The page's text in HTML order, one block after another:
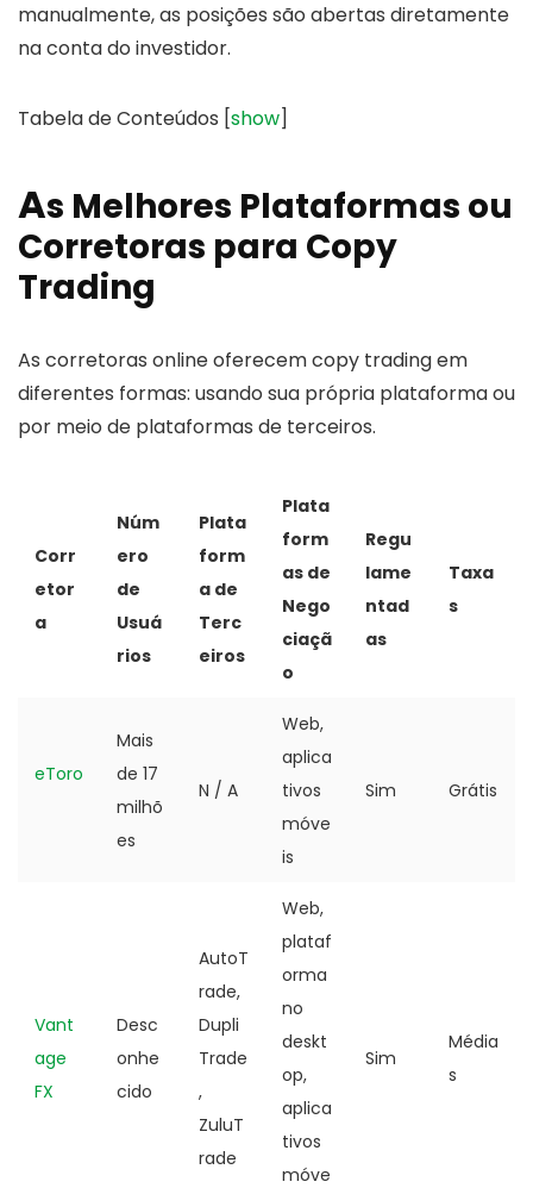
manualmente, as posições são abertas diretamente
na conta do investidor.
Tabela de Conteúdos [show]
As Melhores Plataformas ou
Corretoras para Copy
Trading
As corretoras online oferecem copy trading em
diferentes formas: usando sua própria plataforma ou
por meio de plataformas de terceiros.
Corr
etor
a
Núm
ero
de
Usuá
rios
Plata
form
a de
Terc
eiros
Plata
form
as de
Nego
ciaçã
o
Regu
lame
ntad
as
Taxa
s
eToro
Mais
de 17
milhõ
es
N / A
Web,
aplica
tivos
móve
is
Sim Grátis
Vant
age
FX
Desc
onhe
cido
AutoT
rade,
Dupli
Trade
,
ZuluT
rade
Web,
plataf
orma
no
deskt
op,
aplica
tivos
móve
Sim
Média
s